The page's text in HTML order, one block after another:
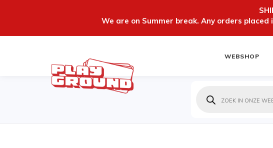
We are on Summer break. Any orders
WEBSHOP
zoeken